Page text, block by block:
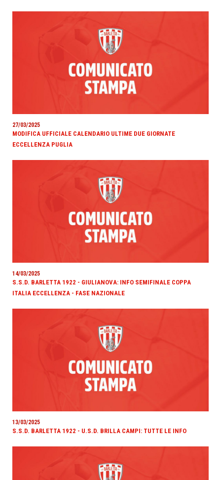
27/03/2025
MODIFICA UFFICIALE CALENDARIO ULTIME DUE GIORNATE
ECCELLENZA PUGLIA
14/03/2025
S.S.D. BARLETTA 1922 - GIULIANOVA: INFO SEMIFINALE COPPA
ITALIA ECCELLENZA - FASE NAZIONALE
13/03/2025
S.S.D. BARLETTA 1922 - U.S.D. BRILLA CAMPI: TUTTE LE INFO